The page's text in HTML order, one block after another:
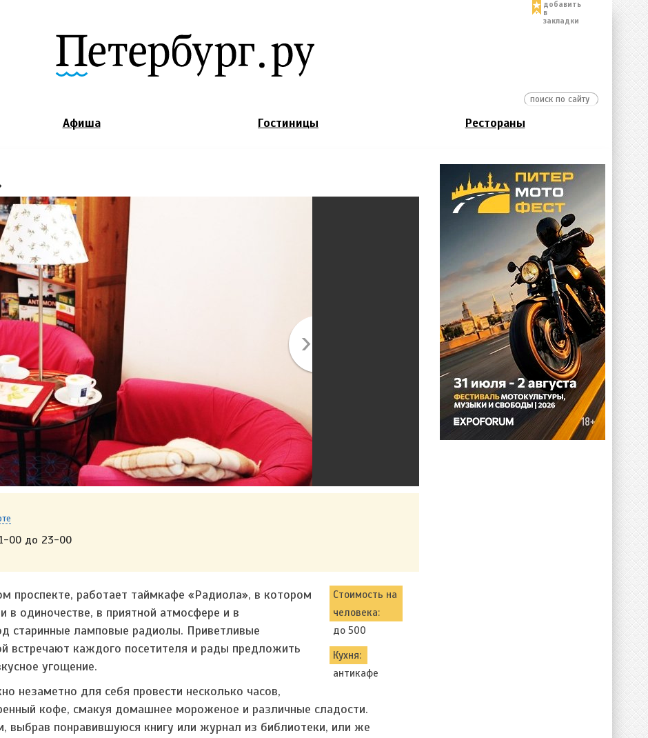
добавить
в
закладки
Афиша Гостиницы Рестораны
00 до 23-00
Стоимость на
человека:
до 500
Кухня:
антикафе
проспекте, работает таймкафе «Радиола», в котором
одиночестве, в приятной атмосфере и в
старинные ламповые радиолы. Приветливые
встречают каждого посетителя и рады предложить
угощение.
незаметно для себя провести несколько часов,
кофе, смакуя домашнее мороженое и различные сладости.
выбрав понравившуюся книгу или журнал из библиотеки, или же